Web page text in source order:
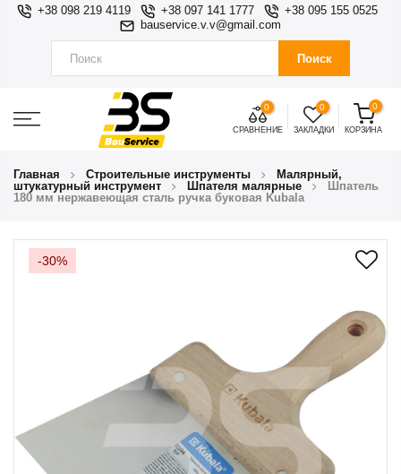
+38 098 219 4119 +38 097 141 1777
+38 095 155 0525
bauservice.v.v@gmail.com
Поиск
0
СРАВНЕНИЕ
0
ЗАКЛАДКИ
0
КОРЗИНА
Главная Строительные инструменты
Малярный,
штукатурный инструмент
Шпателя малярные
Шпатель
180 мм нержавеющая сталь ручка буковая Kubala
-30%